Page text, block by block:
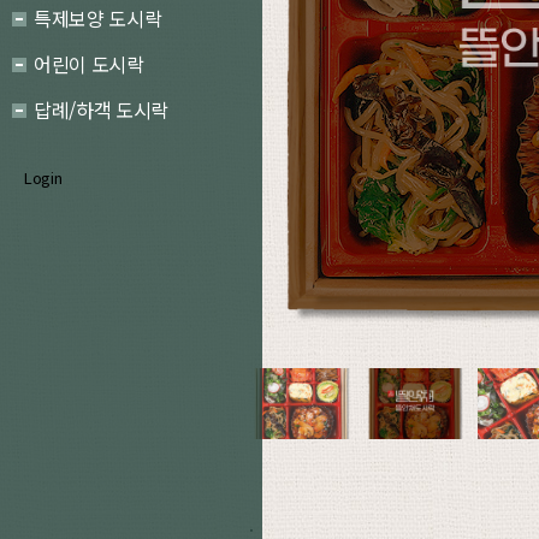
특제보양 도시락
어린이 도시락
답례/하객 도시락
Login
.